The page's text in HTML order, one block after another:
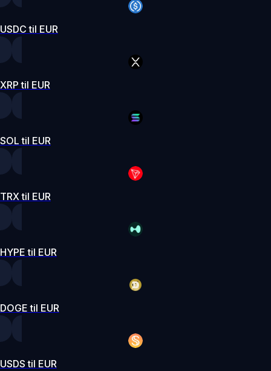
USDC til EUR
XRP til EUR
SOL til EUR
TRX til EUR
HYPE til EUR
DOGE til EUR
USDS til EUR